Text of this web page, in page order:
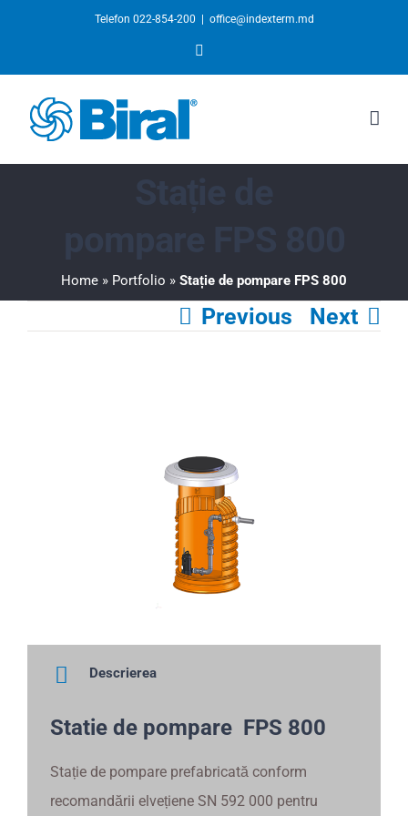
Telefon 022-854-200 office@indexterm.md
Home » Portfolio » Stație de pompare FPS 800
Previous Next
Descrierea
Statie de pompare FPS 800
Stație de pompare prefabricată conform
recomandării elvețiene SN 592 000 pentru